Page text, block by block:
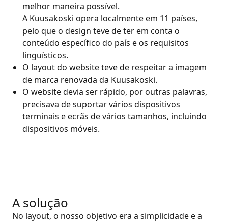
melhor maneira possível.
A Kuusakoski opera localmente em 11 países,
pelo que o design teve de ter em conta o
conteúdo específico do país e os requisitos
linguísticos.
O layout do website teve de respeitar a imagem
de marca renovada da Kuusakoski.
O website devia ser rápido, por outras palavras,
precisava de suportar vários dispositivos
terminais e ecrãs de vários tamanhos, incluindo
dispositivos móveis.
A solução
No layout, o nosso objetivo era a simplicidade e a